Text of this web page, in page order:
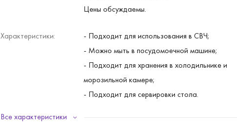
Цены обсуждаемы.
Характеристики:
- Подходит для использования в СВЧ;
- Можно мыть в посудомоечной машине;
- Подходит для хранения в холодильнике и
морозильной камере;
- Подходит для сервировки стола.
Материал:
Все характеристики